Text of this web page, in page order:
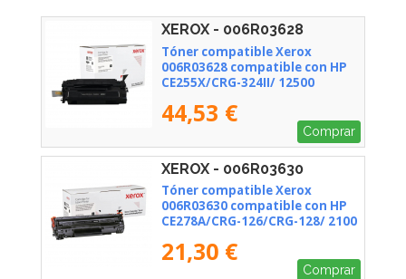
XEROX - 006R03628
Tóner compatible Xerox
006R03628 compatible con HP
CE255X/CRG-324II/ 12500
44,53 €
Comprar
XEROX - 006R03630
Tóner compatible Xerox
006R03630 compatible con HP
CE278A/CRG-126/CRG-128/ 2100
21,30 €
Comprar